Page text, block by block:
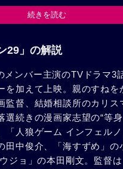
をしている悟のアパートに
）と早紀（ゆかりの小雪）
ション」、売れっ子漫画家
山は死に場所を探してバス
（福山翔大）が偶然乗り合
る田中に、丸山が渋々付き
た漫画に話が及び……。
続きを読む
29」の解説
メンバー主演のTVドラマ3
を加えて上映。親のすねを
監督、結婚相談所のカリス
選続きの漫画家志望の“等
「人狼ゲーム インフェルノ
田中俊介、「海すずめ」の
ジョ」の本田剛文。監督